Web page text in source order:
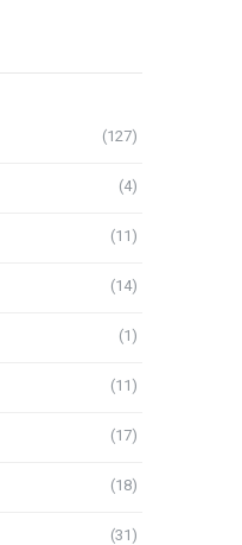
(127)
(4)
(11)
(14)
(1)
(11)
(17)
(18)
(31)